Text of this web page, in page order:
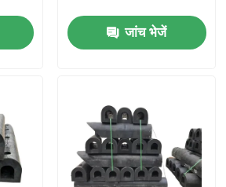
जांच भेजें